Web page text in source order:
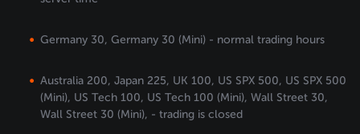
Germany 30, Germany 30 (Mini) - normal trading hours
Australia 200, Japan 225, UK 100, US SPX 500, US SPX 500
(Mini), US Tech 100, US Tech 100 (Mini), Wall Street 30,
Wall Street 30 (Mini), - trading is closed